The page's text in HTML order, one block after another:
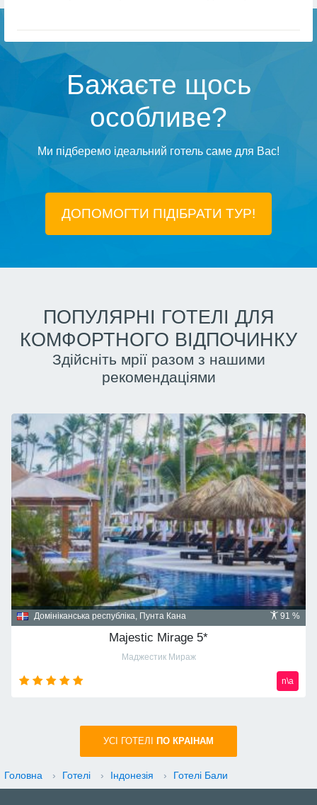
Бажаєте щось
особливе?
Ми підберемо ідеальний готель саме для Вас!
ДОПОМОГТИ ПІДIБРАТИ ТУР!
ПОПУЛЯРНІ ГОТЕЛІ ДЛЯ
КОМФОРТНОГО ВІДПОЧИНКУ
Здійсніть мрії разом з нашими
рекомендаціями
91 %
Домініканська республіка, Пунта Кана
Majestic Mirage 5*
Маджестик Мираж
n\a
УСI ГОТЕЛІ ПО КРАIНАМ
Головна › Готелі › Індонезія › Готелі Бали